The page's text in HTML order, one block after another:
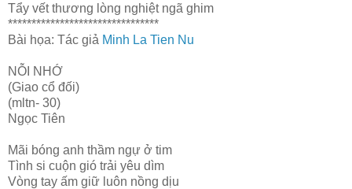
Tẩy vết thương lòng nghiệt ngã ghim
********************************
Bài họa: Tác giả Minh La Tien Nu
NỖI NHỚ
(Giao cổ đối)
(mltn- 30)
Ngọc Tiên
Mãi bóng anh thầm ngự ở tim
Tình si cuộn gió trải yêu dìm
Vòng tay ấm giữ luôn nồng dịu